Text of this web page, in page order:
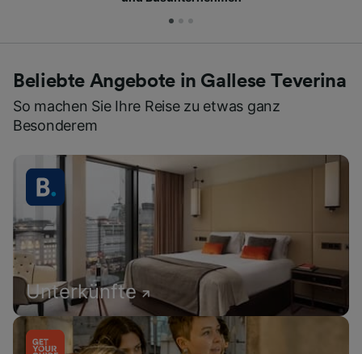
Beliebte Angebote in Gallese Teverina
So machen Sie Ihre Reise zu etwas ganz
Besonderem
Unterkünfte